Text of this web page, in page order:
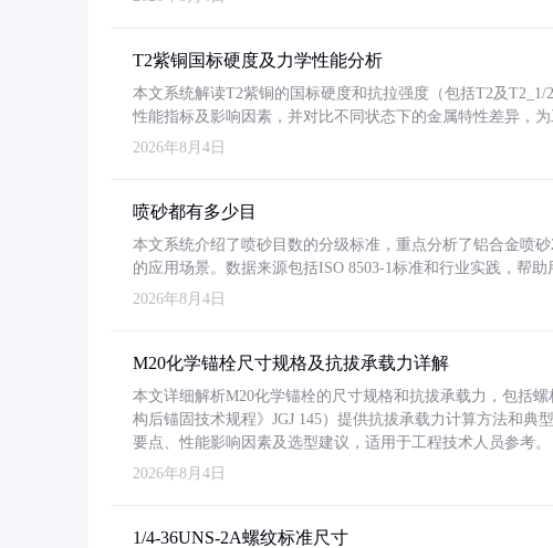
T2紫铜国标硬度及力学性能分析
本文系统解读T2紫铜的国标硬度和抗拉强度（包括T2及
性能指标及影响因素，并对比不同状态下的金属特性差异，为
2026年8月4日
喷砂都有多少目
本文系统介绍了喷砂目数的分级标准，重点分析了铝合金喷
的应用场景。数据来源包括ISO 8503-1标准和行业实践，帮助
2026年8月4日
M20化学锚栓尺寸规格及抗拔承载力详解
本文详细解析M20化学锚栓的尺寸规格和抗拔承载力，包括
构后锚固技术规程》JGJ 145）提供抗拔承载力计算方法和典
要点、性能影响因素及选型建议，适用于工程技术人员参考。
2026年8月4日
1/4-36UNS-2A螺纹标准尺寸